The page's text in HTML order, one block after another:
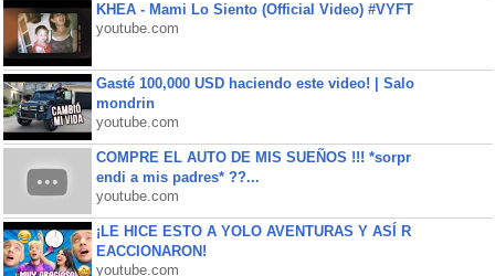
KHEA - Mami Lo Siento (Official Video) #VYFT
youtube.com
Gasté 100,000 USD haciendo este video! | Salo
mondrin
youtube.com
COMPRE EL AUTO DE MIS SUEÑOS !!! *sorpr
endi a mis padres* ??...
youtube.com
¡LE HICE ESTO A YOLO AVENTURAS Y ASÍ R
EACCIONARON!
youtube.com